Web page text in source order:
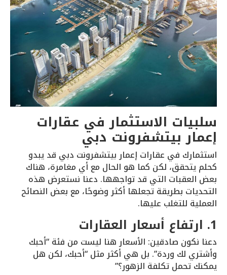
سلبيات الاستثمار في عقارات
إعمار بيتشفرونت دبي
استثمارك في عقارات إعمار بيتشفرونت دبي قد يبدو
كحلم يتحقق، لكن كما هو الحال مع أي مغامرة، هناك
بعض العقبات التي قد تواجهها. دعنا نستعرض هذه
التحديات بطريقة تجعلها أكثر وضوحًا، مع بعض النصائح
العملية للتغلب عليها.
1. ارتفاع أسعار العقارات
دعنا نكون صادقين: الأسعار هنا ليست من فئة “أحبك
وأشتري لك وردة”. بل هي أكثر مثل “أحبك، لكن هل
يمكنك تحمل تكلفة الزهور؟”